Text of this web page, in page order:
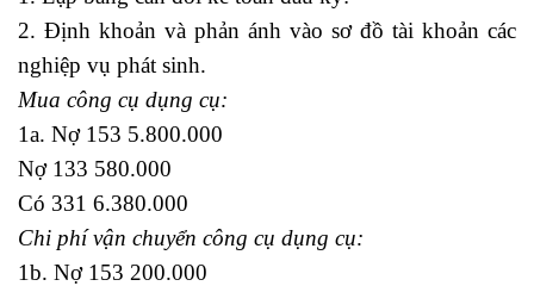
2. Định khoản và phản ánh vào sơ đồ tài khoản các
nghiệp vụ phát sinh.
Mua công cụ dụng cụ:
1a. Nợ 153 5.800.000
Nợ 133 580.000
Có 331 6.380.000
Chi phí vận chuyển công cụ dụng cụ:
1b. Nợ 153 200.000